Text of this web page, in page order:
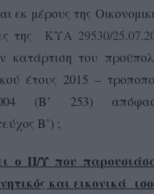
εκ μέρους της
της
ΚΥΑ 29530/
κατάρτιση του
έτους 2015 –
(Β’ 253)
Β’) ;
ο Π/Υ που
και εικονικά